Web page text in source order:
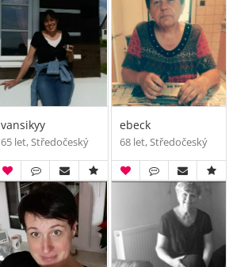
vansikyy
65 let, Středočeský
ebeck
68 let, Středočeský